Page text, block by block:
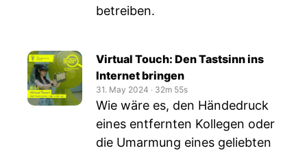
betreiben.
Virtual Touch: Den Tastsinn ins
Internet bringen
31. May 2024 ‧ 32m 55s
Wie wäre es, den Händedruck
eines entfernten Kollegen oder
die Umarmung eines geliebten